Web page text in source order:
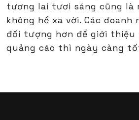
tương lai tươi sáng cũng là
không hề xa vời. Các doanh
đối tượng hơn để giới thiệu
quảng cáo thì ngày càng